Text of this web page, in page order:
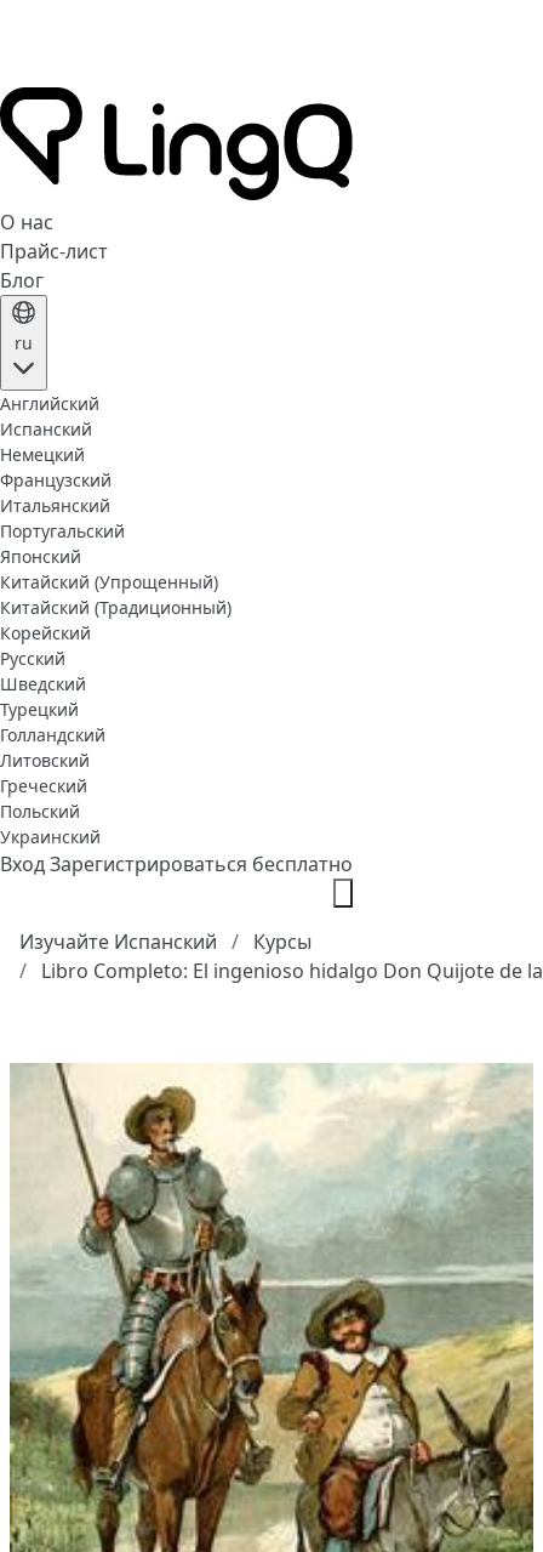
О нас
Прайс-лист
Блог
ru
Английский
Испанский
Немецкий
Французский
Итальянский
Португальский
Японский
Китайский (Упрощенный)
Китайский (Традиционный)
Корейский
Русский
Шведский
Турецкий
Голландский
Литовский
Греческий
Польский
Украинский
ВходЗарегистрироваться бесплатно
Изучайте Испанский
Курсы
Libro Completo: El ingenioso hidalgo Don Quijote de